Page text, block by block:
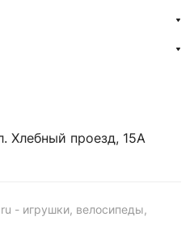
Хлебный проезд, 15А
- игрушки, велосипеды,